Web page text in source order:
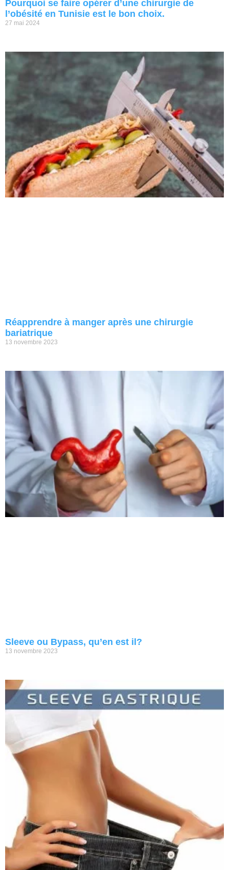
Pourquoi se faire opérer d’une chirurgie de
l’obésité en Tunisie est le bon choix.
27 mai 2024
Réapprendre à manger après une chirurgie
bariatrique
13 novembre 2023
Sleeve ou Bypass, qu’en est il?
13 novembre 2023